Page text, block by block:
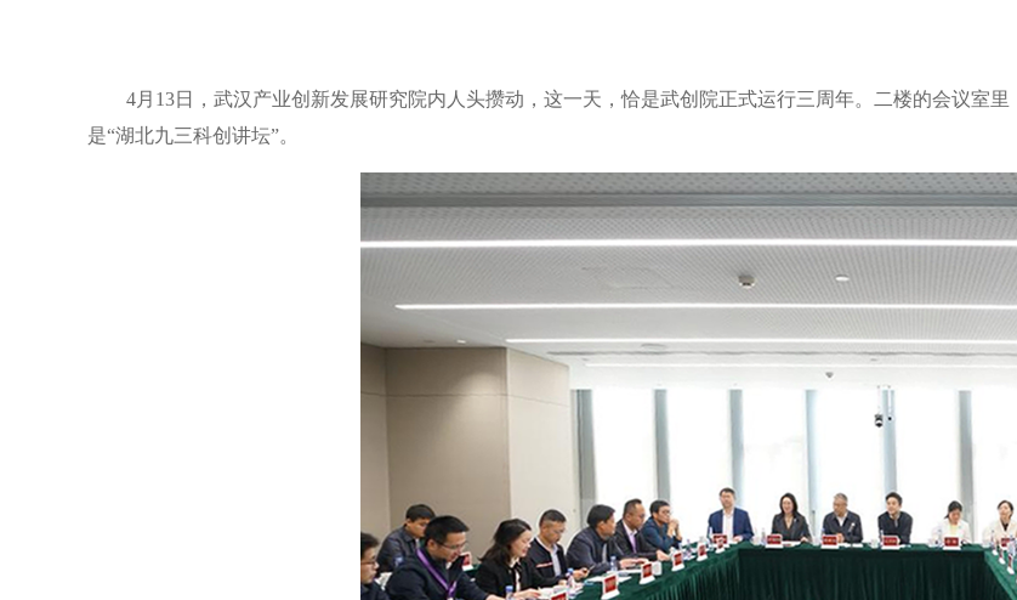
4月13日，武汉产业创新发展研究院内人头攒动，这一天，恰是武创院正式运行三周年。二楼的会议室
是“湖北九三科创讲坛”。